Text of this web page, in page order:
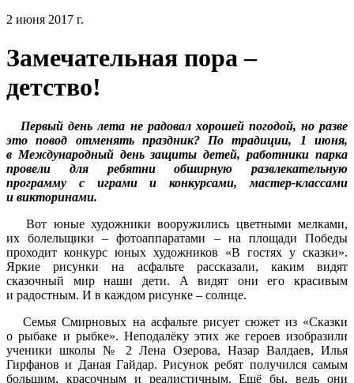
2 июня 2017 г.
Замечательная пора –
детство!
Первый день лета не радовал хорошей погодой, но разве
это повод отменять праздник? По традиции, 1 июня,
в Международный день защиты детей, работники парка
провели для ребятни обширную развлекательную
программу с играми и конкурсами, мастер-классами
и викторинами.
Вот юные художники вооружились цветными мелками,
их болельщики – фотоаппаратами – на площади Победы
проходит конкурс юных художников «В гостях у сказки».
Яркие рисунки на асфальте рассказали, каким видят
сказочный мир наши дети. А видят они его красивым
и радостным. И в каждом рисунке – солнце.
Семья Смирновых на асфальте рисует сюжет из «Сказки
о рыбаке и рыбке». Неподалёку этих же героев изобразили
ученики школы № 2 Лена Озерова, Назар Валдаев, Илья
Гирфанов и Даная Гайдар. Рисунок ребят получился самым
большим, красочным и реалистичным. Ещё бы, ведь они